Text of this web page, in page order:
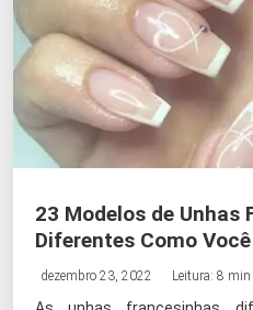
23 Modelos de Unhas
Diferentes Como
dezembro 23, 2022 Leitura: 8 min